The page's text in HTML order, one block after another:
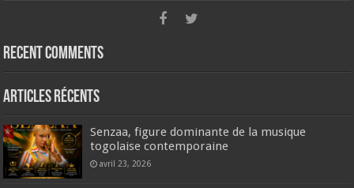
Recent Comments
Articles récents
Senzaa, figure dominante de la musique
togolaise contemporaine
avril 23, 2026